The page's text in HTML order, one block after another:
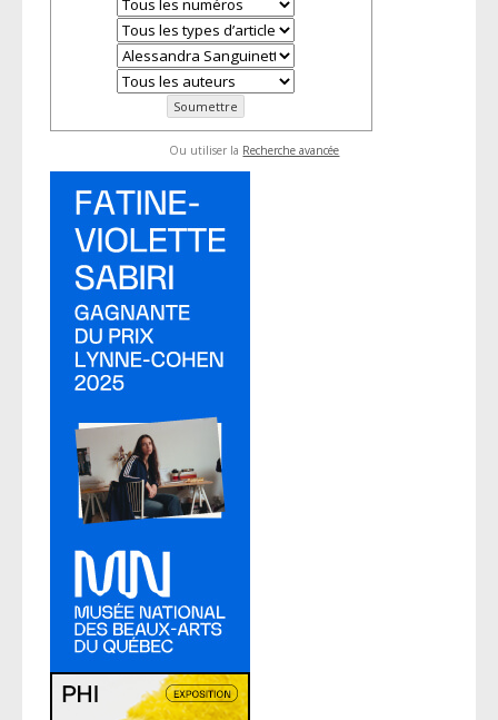
Ou utiliser la Recherche avancée